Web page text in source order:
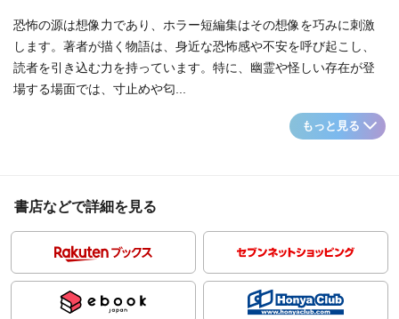
恐怖の源は想像力であり、ホラー短編集はその想像を巧みに刺激
します。著者が描く物語は、身近な恐怖感や不安を呼び起こし、
読者を引き込む力を持っています。特に、幽霊や怪しい存在が登
場する場面では、寸止めや匂...
もっと見る
書店などで詳細を見る